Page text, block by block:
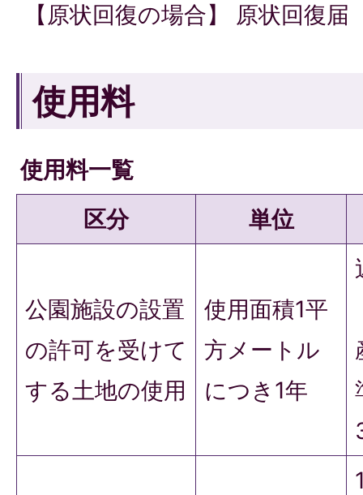
【原状回復の場合】 原状回復届
使用料
使用料一覧
区分
単位
公園施設の設置
の許可を受けて
する土地の使用
使用面積1平
方メートル
につき1年